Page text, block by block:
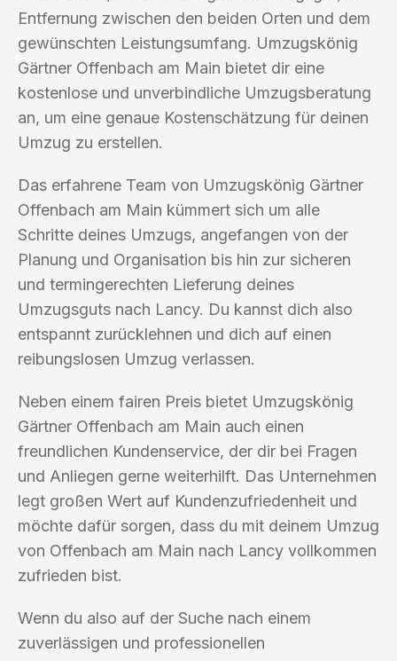
Entfernung zwischen den beiden Orten und dem
gewünschten Leistungsumfang. Umzugskönig
Gärtner Offenbach am Main bietet dir eine
kostenlose und unverbindliche Umzugsberatung
an, um eine genaue Kostenschätzung für deinen
Umzug zu erstellen.
Das erfahrene Team von Umzugskönig Gärtner
Offenbach am Main kümmert sich um alle
Schritte deines Umzugs, angefangen von der
Planung und Organisation bis hin zur sicheren
und termingerechten Lieferung deines
Umzugsguts nach Lancy. Du kannst dich also
entspannt zurücklehnen und dich auf einen
reibungslosen Umzug verlassen.
Neben einem fairen Preis bietet Umzugskönig
Gärtner Offenbach am Main auch einen
freundlichen Kundenservice, der dir bei Fragen
und Anliegen gerne weiterhilft. Das Unternehmen
legt großen Wert auf Kundenzufriedenheit und
möchte dafür sorgen, dass du mit deinem Umzug
von Offenbach am Main nach Lancy vollkommen
zufrieden bist.
Wenn du also auf der Suche nach einem
zuverlässigen und professionellen